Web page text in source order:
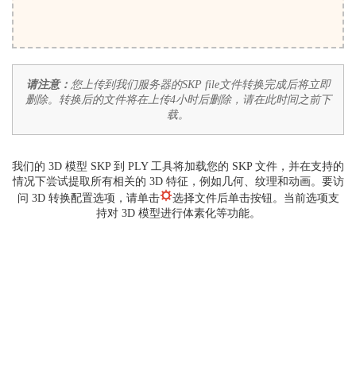
请注意： 您上传到我们服务器的SKP file文件转换完成后将立即
删除。转换后的文件将在上传4小时后删除，请在此时间之前下
载。
我们的 3D 模型 SKP 到 PLY 工具将加载您的 SKP 文件，并在支持的
情况下尝试提取所有相关的 3D 特征，例如几何、纹理和动画。要访
问 3D 转换配置选项，请单击
选择文件后单击按钮。当前选项支
持对 3D 模型进行体素化等功能。